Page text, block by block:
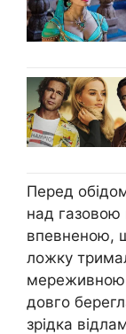
Перед
над
впевненою,
ложку
мереживною
довго
зрідка